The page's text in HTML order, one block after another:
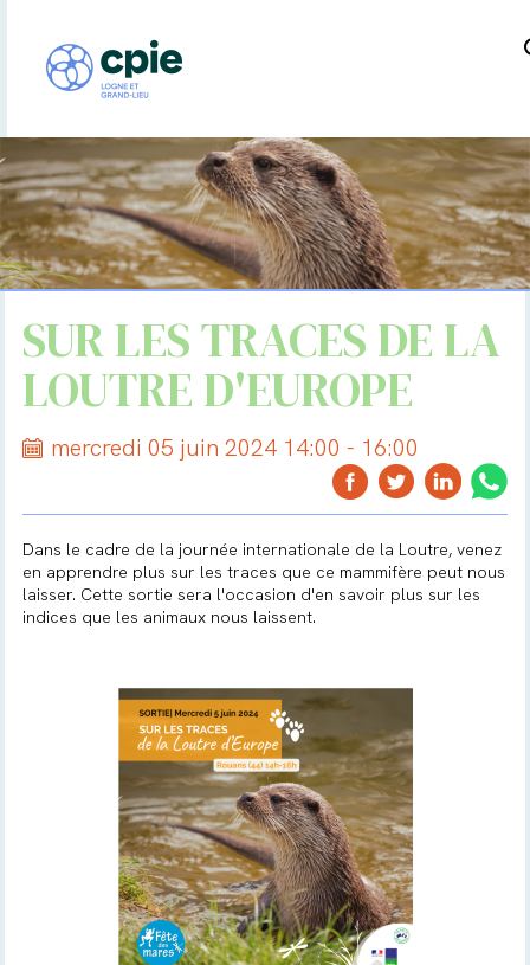
SUR LES TRACES DE LA
LOUTRE D'EUROPE
mercredi 05 juin 2024 14:00 - 16:00
Dans le cadre de la journée internationale de la Loutre, venez
en apprendre plus sur les traces que ce mammifère peut nous
laisser. Cette sortie sera l'occasion d'en savoir plus sur les
indices que les animaux nous laissent.